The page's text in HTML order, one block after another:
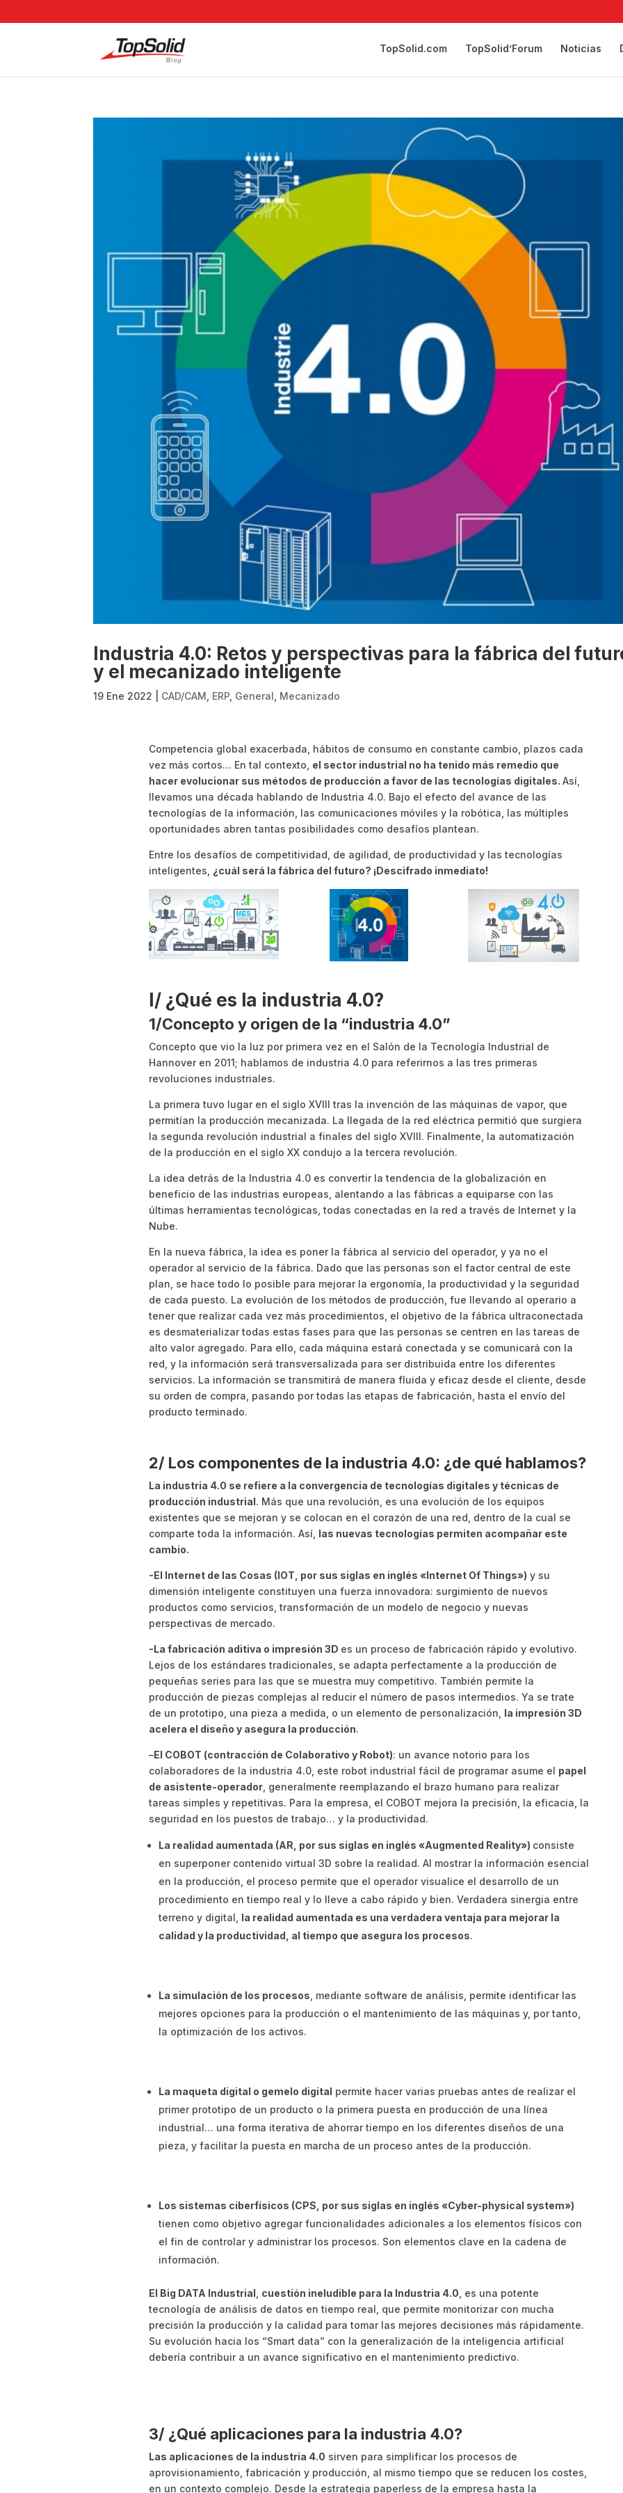
TopSolid.com TopSolid’Forum Noticias
Industria 4.0: Retos y perspectivas para la fábrica del
y el mecanizado inteligente
19 Ene 2022 CAD/CAM ERP General Mecanizado
Competencia global exacerbada, hábitos de consumo en constante cambio, plazos cada
vez más cortos… En tal contexto, el sector industrial no ha tenido más remedio que
hacer evolucionar sus métodos de producción a favor de las tecnologías digitales. Así,
llevamos una década hablando de Industria 4.0. Bajo el efecto del avance de las
tecnologías de la información, las comunicaciones móviles y la robótica, las múltiples
oportunidades abren tantas posibilidades como desafíos plantean.
Entre los desafíos de competitividad, de agilidad, de productividad y las tecnologías
inteligentes, ¿cuál será la fábrica del futuro? ¡Descifrado inmediato!
I/ ¿Qué es la industria 4.0?
1/Concepto y origen de la “industria 4.0”
Concepto que vio la luz por primera vez en el Salón de la Tecnología Industrial de
Hannover en 2011; hablamos de industria 4.0 para referirnos a las tres primeras
revoluciones industriales.
La primera tuvo lugar en el siglo XVIII tras la invención de las máquinas de vapor, que
permitían la producción mecanizada. La llegada de la red eléctrica permitió que surgiera
la segunda revolución industrial a finales del siglo XVIII. Finalmente, la automatización
de la producción en el siglo XX condujo a la tercera revolución.
La idea detrás de la Industria 4.0 es convertir la tendencia de la globalización en
beneficio de las industrias europeas, alentando a las fábricas a equiparse con las
últimas herramientas tecnológicas, todas conectadas en la red a través de Internet y la
Nube.
En la nueva fábrica, la idea es poner la fábrica al servicio del operador, y ya no el
operador al servicio de la fábrica. Dado que las personas son el factor central de este
plan, se hace todo lo posible para mejorar la ergonomía, la productividad y la seguridad
de cada puesto. La evolución de los métodos de producción, fue llevando al operario a
tener que realizar cada vez más procedimientos, el objetivo de la fábrica ultraconectada
es desmaterializar todas estas fases para que las personas se centren en las tareas de
alto valor agregado. Para ello, cada máquina estará conectada y se comunicará con la
red, y la información será transversalizada para ser distribuida entre los diferentes
servicios. La información se transmitirá de manera fluida y eficaz desde el cliente, desde
su orden de compra, pasando por todas las etapas de fabricación, hasta el envío del
producto terminado.
2/ Los componentes de la industria 4.0: ¿de qué hablamos?
La industria 4.0 se refiere a la convergencia de tecnologías digitales y técnicas de
producción industrial. Más que una revolución, es una evolución de los equipos
existentes que se mejoran y se colocan en el corazón de una red, dentro de la cual se
comparte toda la información. Así, las nuevas tecnologías permiten acompañar este
cambio.
-El Internet de las Cosas (IOT, por sus siglas en inglés «Internet Of Things») y su
dimensión inteligente constituyen una fuerza innovadora: surgimiento de nuevos
productos como servicios, transformación de un modelo de negocio y nuevas
perspectivas de mercado.
-La fabricación aditiva o impresión 3D es un proceso de fabricación rápido y evolutivo.
Lejos de los estándares tradicionales, se adapta perfectamente a la producción de
pequeñas series para las que se muestra muy competitivo. También permite la
producción de piezas complejas al reducir el número de pasos intermedios. Ya se trate
de un prototipo, una pieza a medida, o un elemento de personalización, la impresión 3D
acelera el diseño y asegura la producción.
–El COBOT (contracción de Colaborativo y Robot): un avance notorio para los
colaboradores de la industria 4.0, este robot industrial fácil de programar asume el papel
de asistente-operador, generalmente reemplazando el brazo humano para realizar
tareas simples y repetitivas. Para la empresa, el COBOT mejora la precisión, la eficacia, la
seguridad en los puestos de trabajo… y la productividad.
La realidad aumentada (AR, por sus siglas en inglés «Augmented Reality») consiste
en superponer contenido virtual 3D sobre la realidad. Al mostrar la información esencial
en la producción, el proceso permite que el operador visualice el desarrollo de un
procedimiento en tiempo real y lo lleve a cabo rápido y bien. Verdadera sinergia entre
terreno y digital, la realidad aumentada es una verdadera ventaja para mejorar la
calidad y la productividad, al tiempo que asegura los procesos.
La simulación de los procesos , mediante software de análisis, permite identificar las
mejores opciones para la producción o el mantenimiento de las máquinas y, por tanto,
la optimización de los activos.
La maqueta digital o gemelo digital permite hacer varias pruebas antes de realizar el
primer prototipo de un producto o la primera puesta en producción de una línea
industrial… una forma iterativa de ahorrar tiempo en los diferentes diseños de una
pieza, y facilitar la puesta en marcha de un proceso antes de la producción.
Los sistemas ciberfísicos (CPS, por sus siglas en inglés «Cyber-physical system»)
tienen como objetivo agregar funcionalidades adicionales a los elementos físicos con
el fin de controlar y administrar los procesos. Son elementos clave en la cadena de
información.
El Big DATA Industrial cuestión ineludible para la Industria 4.0 , es una potente
tecnología de análisis de datos en tiempo real, que permite monitorizar con mucha
precisión la producción y la calidad para tomar las mejores decisiones más rápidamente.
Su evolución hacia los “Smart data” con la generalización de la inteligencia artificial
debería contribuir a un avance significativo en el mantenimiento predictivo.
3/ ¿Qué aplicaciones para la industria 4.0?
Las aplicaciones de la industria 4.0 sirven para simplificar los procesos de
aprovisionamiento, fabricación y producción, al mismo tiempo que se reducen los costes,
en un contexto complejo. Desde la estrategia paperless de la empresa hasta la